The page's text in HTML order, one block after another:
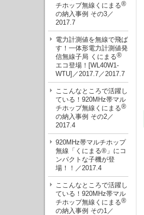
チホップ無線くにまる®
の納入事例 その3／
2017.7
電力計測値を無線で飛ば
す！一体形電力計測値発
信無線子局 くにまる®
エコ登場！[WL40W1-
WTU]／2017.7／2017.7
ここんなところで活躍し
ている！920MHz帯マル
チホップ無線くにまる®
の納入事例 その2／
2017.4
920MHz帯マルチホップ
無線「くにまる®」にコ
ンパクトな子機が登
場！！／2017.4
ここんなところで活躍し
ている！920MHz帯マル
チホップ無線くにまる®
の納入事例 その1／